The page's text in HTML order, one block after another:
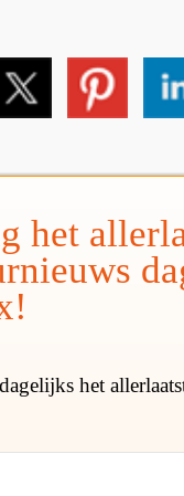
het
het